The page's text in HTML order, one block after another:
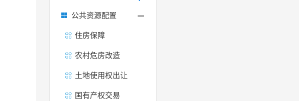
公共资源配置
住房保障
农村危房改造
土地使用权出让
国有产权交易